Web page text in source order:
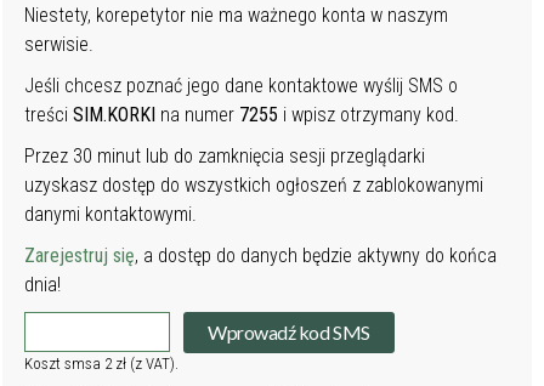
Niestety, korepetytor nie ma ważnego konta w naszym
serwisie.
Jeśli chcesz poznać jego dane kontaktowe wyślij SMS o
treściSIM.KORKI na numer 7255 i wpisz otrzymany kod.
Przez 30 minut lub do zamknięcia sesji przeglądarki
uzyskasz dostęp do wszystkich ogłoszeń z zablokowanymi
danymi kontaktowymi.
Zarejestruj się, a dostęp do danych będzie aktywny do końca
dnia!
Wprowadź kod SMS
Koszt smsa 2 zł (z VAT).